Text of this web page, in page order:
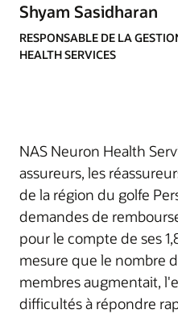
Shyam Sasidharan
RESPONSABLE DE LA
HEALTH SERVICES
NAS Neuron Health
assureurs, les
de la région du golfe
demandes de
pour le compte de ses
mesure que le nombre
membres augmentait,
difficultés à répondre